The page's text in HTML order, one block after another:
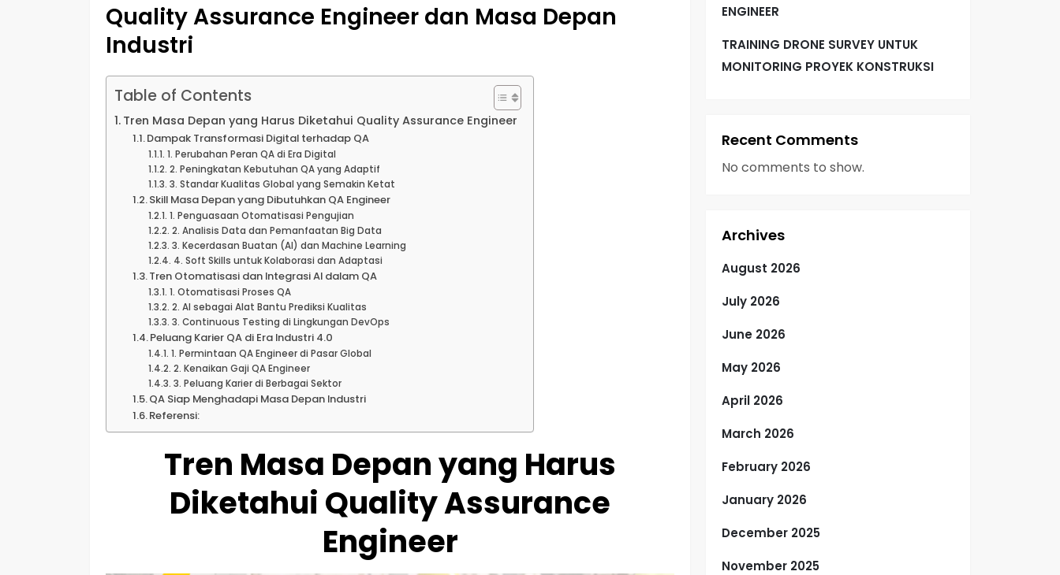
Quality Assurance Engineer dan Masa Depan
Industri
Table of Contents
Tren Masa Depan yang Harus Diketahui Quality Assurance Engineer
Dampak Transformasi Digital terhadap QA
1. Perubahan Peran QA di Era Digital
2. Peningkatan Kebutuhan QA yang Adaptif
3. Standar Kualitas Global yang Semakin Ketat
Skill Masa Depan yang Dibutuhkan QA Engineer
1. Penguasaan Otomatisasi Pengujian
2. Analisis Data dan Pemanfaatan Big Data
3. Kecerdasan Buatan (AI) dan Machine Learning
4. Soft Skills untuk Kolaborasi dan Adaptasi
Tren Otomatisasi dan Integrasi AI dalam QA
1. Otomatisasi Proses QA
2. AI sebagai Alat Bantu Prediksi Kualitas
3. Continuous Testing di Lingkungan DevOps
Peluang Karier QA di Era Industri 4.0
1. Permintaan QA Engineer di Pasar Global
2. Kenaikan Gaji QA Engineer
3. Peluang Karier di Berbagai Sektor
QA Siap Menghadapi Masa Depan Industri
Referensi:
Tren Masa Depan yang Harus
Diketahui Quality Assurance
Engineer
ENGINEER
TRAINING DRONE SURVEY UNTUK
MONITORING PROYEK KONSTRUKSI
Recent Comments
No comments to show.
Archives
August 2026
July 2026
June 2026
May 2026
April 2026
March 2026
February 2026
January 2026
December 2025
November 2025